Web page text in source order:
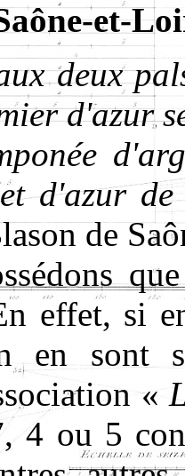
et-
deux
d'azur
d'azur
de
effet, si
en sont
«
4 ou 5